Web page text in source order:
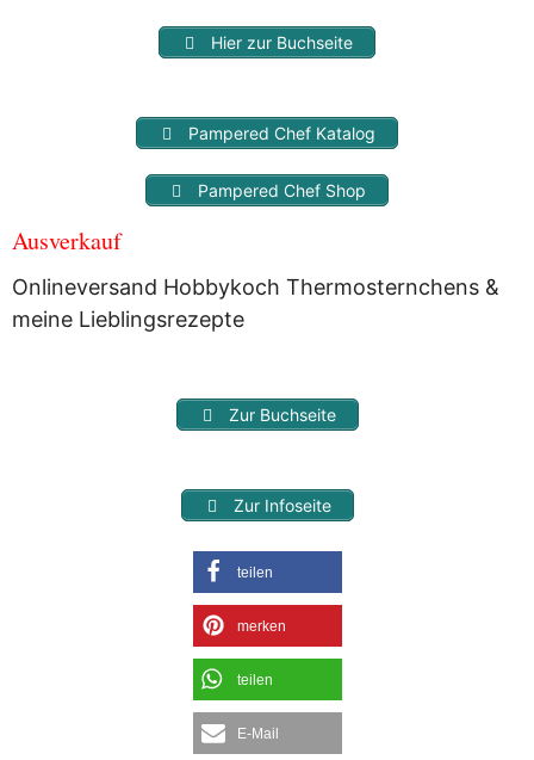
Hier zur Buchseite
Pampered Chef Katalog
Pampered Chef Shop
Ausverkauf
Onlineversand Hobbykoch Thermosternchens &
meine Lieblingsrezepte
Zur Buchseite
Zur Infoseite
teilen
merken
teilen
E-Mail